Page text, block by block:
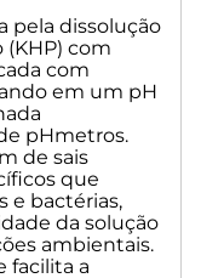
pela dissolução
com
com
em um pH
pHmetros.
de sais
que
e bactérias,
da solução
ambientais.
facilita a